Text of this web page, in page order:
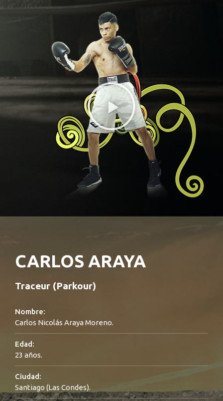
CARLOS ARAYA
Traceur (Parkour)
Nombre:
Carlos Nicolás Araya Moreno.
Edad:
23 años.
Ciudad:
Santiago (Las Condes).